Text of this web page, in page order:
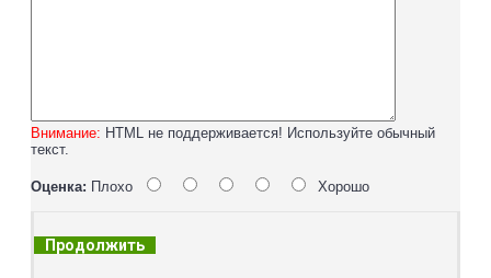
Внимание: HTML не поддерживается! Используйте обычный
текст.
Оценка: Плохо Хорошо
Продолжить